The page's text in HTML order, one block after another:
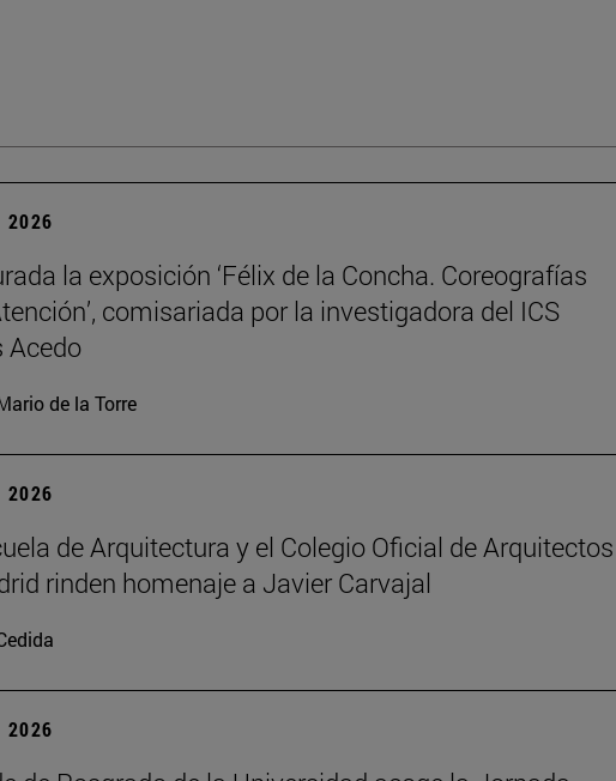
2026
la exposición ‘Félix de la Concha. Coreografías
comisariada por la investigadora del ICS
Acedo
de la Torre
2026
de Arquitectura y el Colegio Oficial de Arquitectos
rinden homenaje a Javier Carvajal
2026